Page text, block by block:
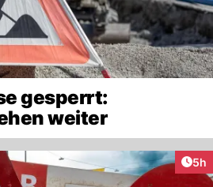
gesperrt:
weiter
5h